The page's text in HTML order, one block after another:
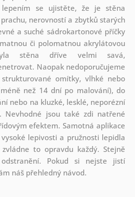
lepením se ujistěte, že je stěna
nerovností a zbytků starých
a suché sádrokartonové příčky
či polomatnou akrylátovou
stěna dříve velmi savá,
Naopak nedoporučujeme
omítky, vlhké nebo
než 14 dní po malování), do
nebo na kluzké, lesklé, neporézní
Nevhodné jsou také zdi natřené
efektem. Samotná aplikace
lepivosti a pružnosti lepidla
to opravdu každý. Stejně
Pokud si nejste jistí
náš přehledný návod.